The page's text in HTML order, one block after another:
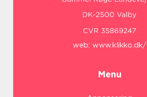
web: www.klikko.dk/
Menu